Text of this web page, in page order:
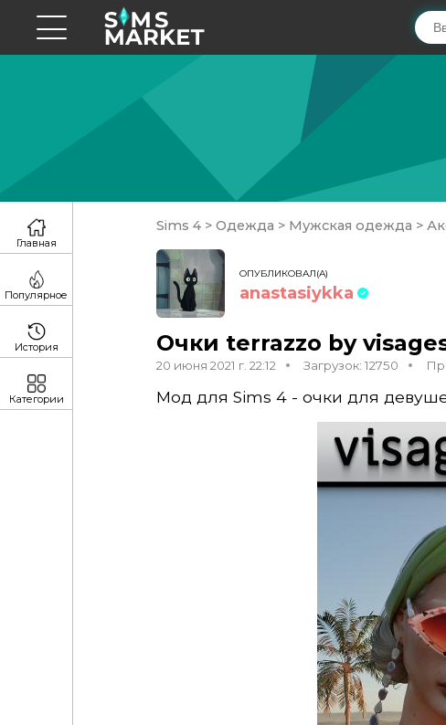
Sims 4 > Одежда > Мужская одежда >
ОПУБЛИКОВАЛ(А)
anastasiykka
Очки terrazzo by
20 июня 2021 г. 22:12 Загрузок: 12750
Мод для Sims 4 - очки для
Главная
Популярное
История
Категории